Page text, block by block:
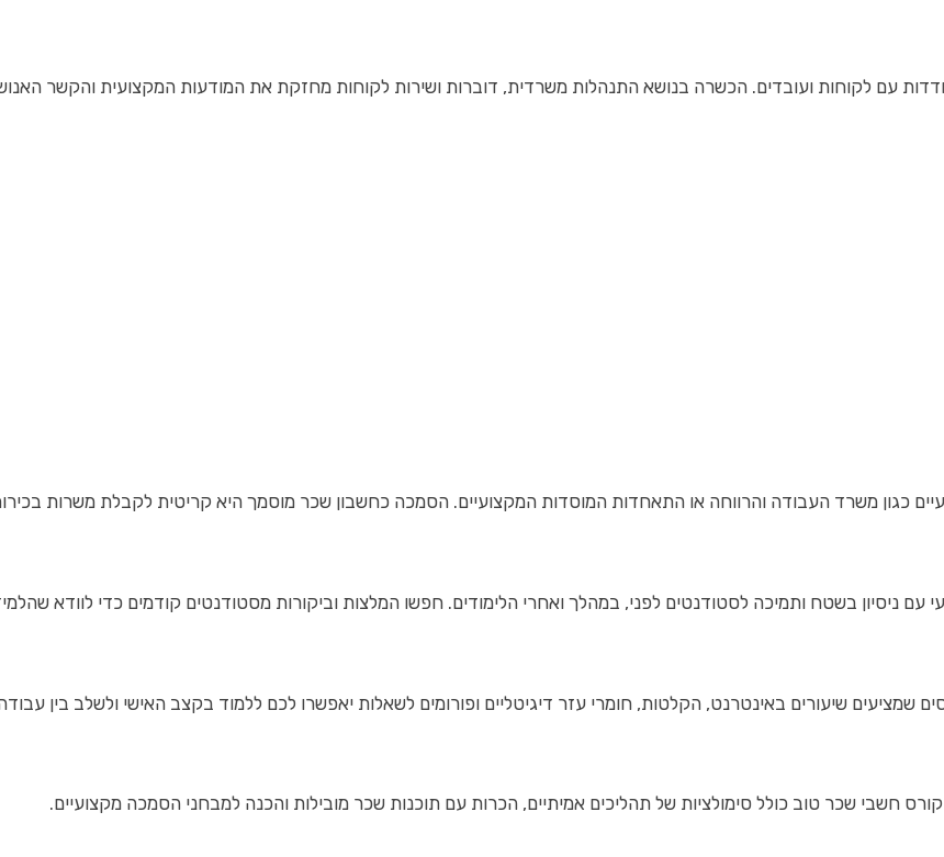
עם לקוחות ועובדים. הכשרה בנושא התנהלות משרדית, דוברות ושירות לקוחות מחזקת את המודעות המקצועית והקשר
כגון משרד העבודה והרווחה או התאחדות המוסדות המקצועיים. הסמכה כחשבון שכר מוסמך היא קריטית לקבלת משרות
עם ניסיון בשטח ותמיכה לסטודנטים לפני, במהלך ואחרי הלימודים. חפשו המלצות וביקורות מסטודנטים קודמים כדי לוודא
שמציעים שיעורים באינטרנט, הקלטות, חומרי עזר דיגיטליים ופורומים לשאלות יאפשרו לכם ללמוד בקצב האישי ולשלב בין
חשבי שכר טוב כולל סימולציות של תהליכים אמיתיים, הכרות עם תוכנות שכר מובילות והכנה למבחני הסמכה מקצועיים.